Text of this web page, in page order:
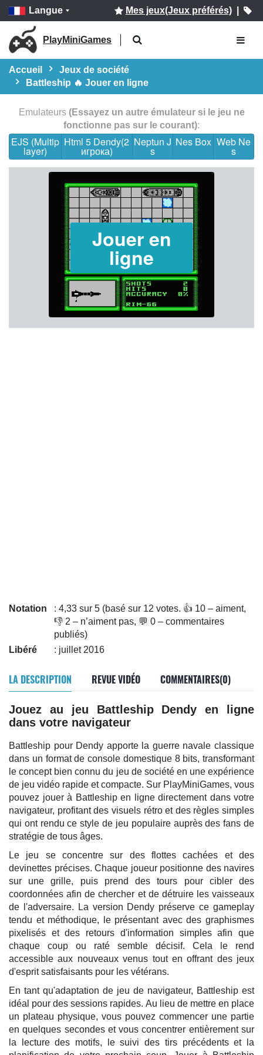
Langue Mes jeux(Jeux préférés)|
PlayMiniGames
Accueil
Jeux de société
Battleship 🔥 Jouer en ligne
Emulateurs (Essayez un autre émulateur si le jeu ne
fonctionne pas sur le courant):
EJS (Multip
layer)
Html 5 Dendy(2
игрока)
Neptun J
s
Nes Box Web Ne
s
Jouer en
ligne
Notation
: 4,33 sur 5 (basé sur 12 votes. 👍 10 – aiment,
👎 2 – n’aiment pas, 💬 0 – commentaires
publiés)
Libéré
: juillet 2016
LA DESCRIPTION REVUE VIDÉO COMMENTAIRES(0)
Jouez au jeu Battleship Dendy en ligne
dans votre navigateur
Battleship pour Dendy apporte la guerre navale classique
dans un format de console domestique 8 bits, transformant
le concept bien connu du jeu de société en une expérience
de jeu vidéo rapide et compacte. Sur PlayMiniGames, vous
pouvez jouer à Battleship en ligne directement dans votre
navigateur, profitant des visuels rétro et des règles simples
qui ont rendu ce style de jeu populaire auprès des fans de
stratégie de tous âges.
Le jeu se concentre sur des flottes cachées et des
devinettes précises. Chaque joueur positionne des navires
sur une grille, puis prend des tours pour cibler des
coordonnées afin de chercher et de détruire les vaisseaux
de l'adversaire. La version Dendy préserve ce gameplay
tendu et méthodique, le présentant avec des graphismes
pixelisés et des retours d'information simples afin que
chaque coup ou raté semble décisif. Cela le rend
accessible aux nouveaux venus tout en offrant des jeux
d'esprit satisfaisants pour les vétérans.
En tant qu'adaptation de jeu de navigateur, Battleship est
idéal pour des sessions rapides. Au lieu de mettre en place
un plateau physique, vous pouvez commencer une partie
en quelques secondes et vous concentrer entièrement sur
la lecture des motifs, le suivi des tirs précédents et la